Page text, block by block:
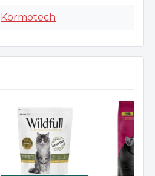
Kormotech